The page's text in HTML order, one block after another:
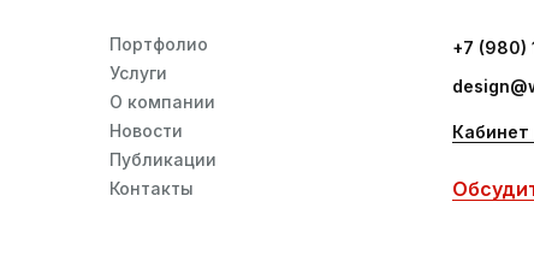
+7 (980)
Кабинет
Портфолио
Услуги
О компании
Новости
Публикации
Контакты